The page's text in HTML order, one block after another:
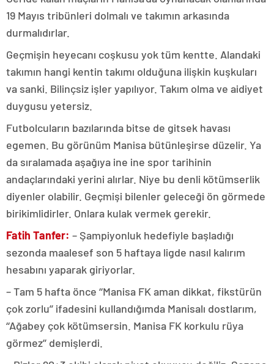
19 Mayıs tribünleri dolmalı ve takımın arkasında
durmalıdırlar.
Geçmişin heyecanı coşkusu yok tüm kentte. Alandaki
takımın hangi kentin takımı olduğuna ilişkin kuşkuları
va sanki. Bilinçsiz işler yapılıyor. Takım olma ve aidiyet
duygusu yetersiz.
Futbolcuların bazılarında bitse de gitsek havası
egemen. Bu görünüm Manisa bütünleşirse düzelir. Ya
da sıralamada aşağıya ine ine spor tarihinin
andaçlarındaki yerini alırlar. Niye bu denli kötümserlik
diyenler olabilir. Geçmişi bilenler geleceği ön görmede
birikimlidirler. Onlara kulak vermek gerekir.
Fatih Tanfer: – Şampiyonluk hedefiyle başladığı
sezonda maalesef son 5 haftaya ligde nasıl kalırım
hesabını yaparak giriyorlar.
– Tam 5 hafta önce ‘‘Manisa FK aman dikkat, fikstürün
çok zorlu’’ ifadesini kullandığımda Manisalı dostlarım,
‘‘Ağabey çok kötümsersin. Manisa FK korkulu rüya
görmez’’ demişlerdi.